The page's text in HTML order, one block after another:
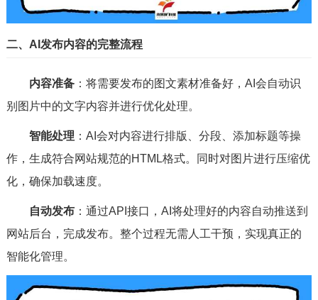
二、AI发布内容的完整流程
内容准备：将需要发布的图文素材准备好，AI会自动识
别图片中的文字内容并进行优化处理。
智能处理 ：AI会对内容进行排版、分段、添加标题等操
作，生成符合网站规范的HTML格式。同时对图片进行压缩优
化，确保加载速度。
自动发布：通过API接口，AI将处理好的内容自动推送到
网站后台，完成发布。整个过程无需人工干预，实现真正的
智能化管理。